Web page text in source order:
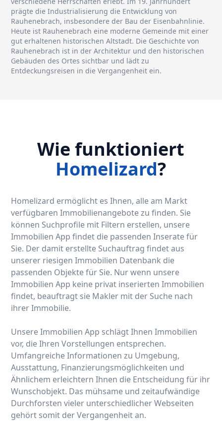
prägte die Industrialisierung die Entwicklung von
Rauhenebrach, insbesondere der Bau der Eisenbahnlinie.
Heute ist Rauhenebrach eine moderne Gemeinde mit einer
gut erhaltenen historischen Altstadt. Die Geschichte von
Rauhenebrach ist in der Architektur und den historischen
Gebäuden des Ortes sichtbar und lädt zu
Entdeckungsreisen in die Vergangenheit ein.
Wie funktioniert
Homelizard?
Homelizard ermöglicht es Ihnen, alle am Markt
verfügbaren Immobilienangebote zu finden. Sie
können Suchprofile mit Filtern erstellen, unsere
Immobilien App findet die passenden Inserate für
Sie. Der damit erstellte Suchauftrag findet aus
unserer riesigen Immobilien Datenbank die
passenden Objekte für Sie. Nur wenn unsere
Immobilien App keine privat inserierten Immobilien
findet, beauftragt sie Makler mit der Suche nach
ihrer Immobilie.
Unsere Immobilien App schlägt Ihnen Immobilien
vor, die Ihren Vorstellungen entsprechen.
Umfangreiche Informationen zu Umgebung,
Ausstattung, Finanzierungsmöglichkeiten und
Ähnlichem erleichtern Ihnen die Entscheidung für ihr
Wunschobjekt. Das mühsame und zeitaufwändige
Durchforsten vieler unterschiedlicher Webseiten
gehört somit der Vergangenheit an.